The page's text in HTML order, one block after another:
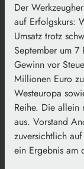
Der
auf Erfolgskurs:
Umsatz trotz
September um
Gewinn vor
Millionen Euro
Westeuropa
Reihe. Die allein
aus. Vorstand
zuversichtlich
ein Ergebnis am